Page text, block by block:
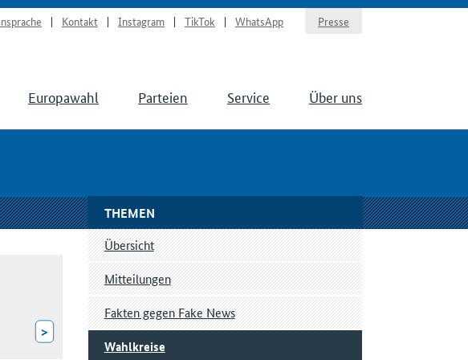
Kontakt Instagram TikTok WhatsApp Presse
Europawahl Parteien Service Über uns
>
THEMEN
Übersicht
Mitteilungen
Fakten gegen Fake News
Wahlkreise